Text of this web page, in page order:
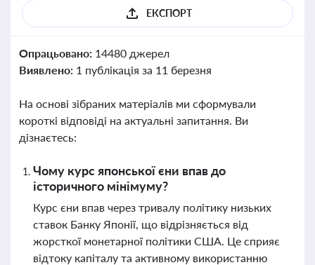
ЕКСПОРТ
Опрацьовано: 14480 джерел
Виявлено: 1 публікація за 11 березня
На основі зібраних матеріалів ми сформували
короткі відповіді на актуальні запитання. Ви
дізнаєтесь:
Чому курс японської єни впав до
історичного мінімуму?
Курс єни впав через тривалу політику низьких
ставок Банку Японії, що відрізняється від
жорсткої монетарної політики США. Це сприяє
відтоку капіталу та активному використанню